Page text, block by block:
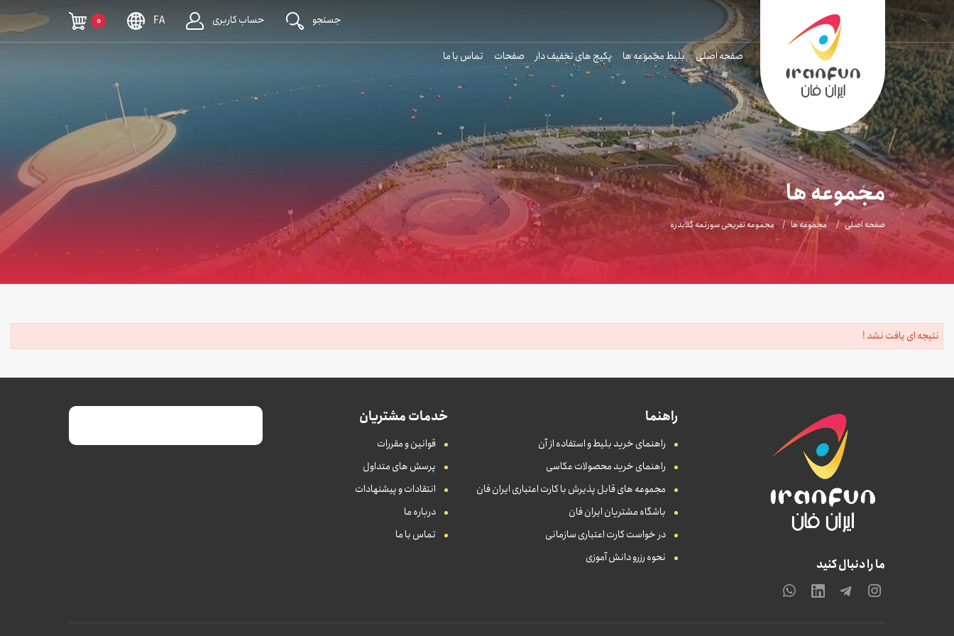
جستجو حساب کاربری FA
0
صفحه اصلی بلیط مجموعه ها پکیج های تخفیف دار صفحات تماس با ما
مجموعه ها
صفحه اصلی مجموعه ها مجموعه تفریحی سورتمه گلابدره
نتیجه ای یافت نشد !
ما را دنبال کنید
راهنما
راهنمای خرید بلیط و استفاده از آن
راهنمای خرید محصولات عکاسی
مجموعه های قابل پذیرش با کارت اعتباری ایران فان
باشگاه مشتریان ایران فان
در خواست کارت اعتباری سازمانی
نحوه رزرو دانش آموزی
خدمات مشتریان
قوانین و مقررات
پرسش های متداول
انتقادات و پیشنهادات
درباره ما
تماس با ما